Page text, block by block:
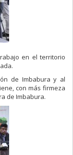
en el territorio
de Imbabura y al
con más firmeza
de Imbabura.